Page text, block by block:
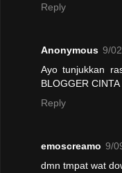
Reply
Anonymous 9/
Ayo tunjukkan
BLOGGER CINTA
Reply
emoscreamo 9/
dmn tmpat wat